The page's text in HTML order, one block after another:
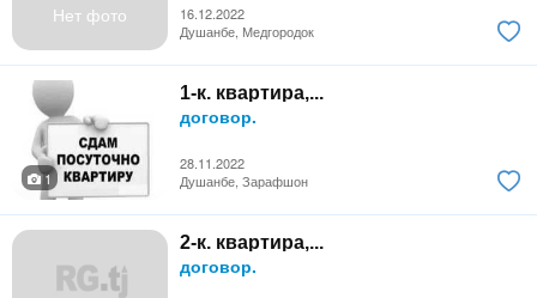
Нет фото
16.12.2022
Душанбе, Медгородок
1-к. квартира,...
договор.
28.11.2022
1
Душанбе, Зарафшон
2-к. квартира,...
договор.